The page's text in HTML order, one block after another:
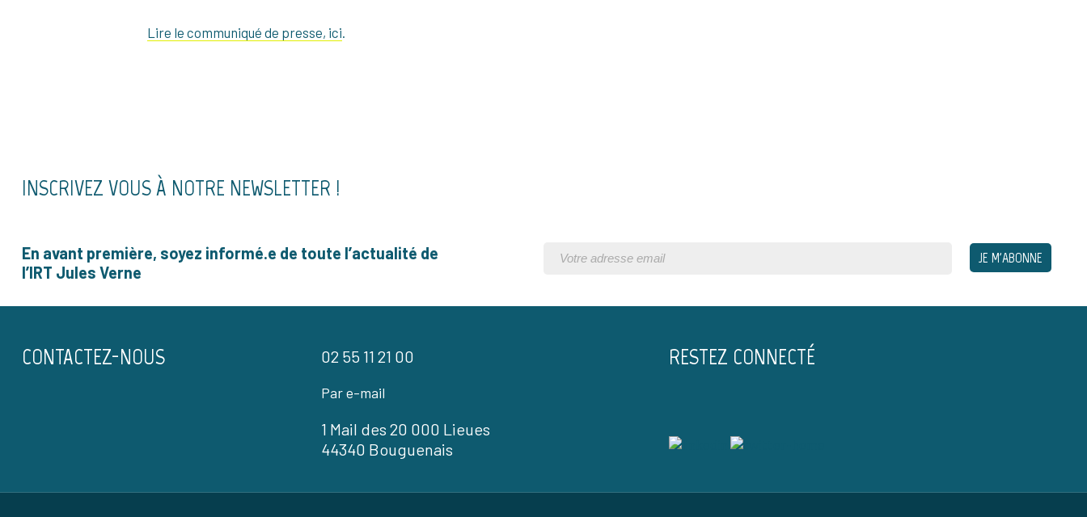
Lire le communiqué de presse, ici.
INSCRIVEZ VOUS À NOTRE NEWSLETTER !
En avant première, soyez informé.e de toute l’actualité de
l’IRT Jules Verne
CONTACTEZ-NOUS 02 55 11 21 00
Par e-mail
1 Mail des 20 000 Lieues
44340 Bouguenais
RESTEZ CONNECTÉ